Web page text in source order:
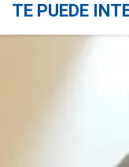
TE PUEDE